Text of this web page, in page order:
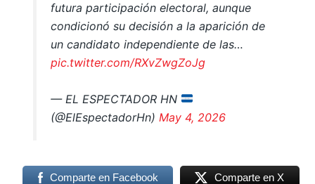
futura participación electoral, aunque
condicionó su decisión a la aparición de
un candidato independiente de las…
pic.twitter.com/RXvZwgZoJg
— EL ESPECTADOR HN
(@ElEspectadorHn) May 4, 2026
Comparte en Facebook Comparte en X